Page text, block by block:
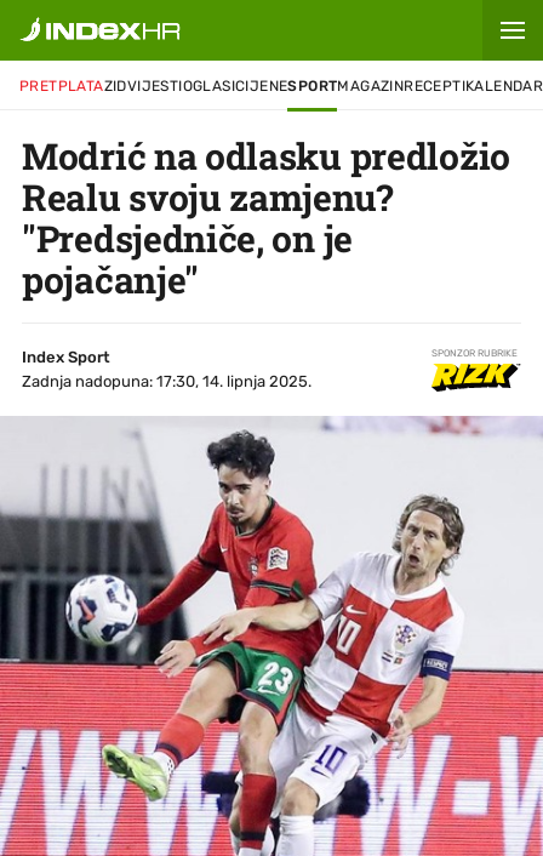
PRETPLATAZIDVIJESTIOGLASICIJENESPORTMAGAZINRECEPTIKALENDAR
Modrić na odlasku predložio
Realu svoju zamjenu?
"Predsjedniče, on je
pojačanje"
Index Sport
Zadnja nadopuna: 17:30, 14. lipnja 2025.
SPONZOR RUBRIKE